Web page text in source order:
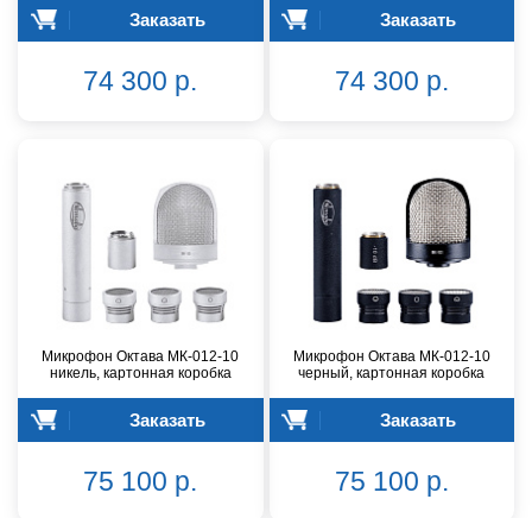
Заказать
74 300 р.
Заказать
74 300 р.
Микрофон Октава МК-012-10
никель, картонная коробка
Заказать
75 100 р.
Микрофон Октава МК-012-10
черный, картонная коробка
Заказать
75 100 р.